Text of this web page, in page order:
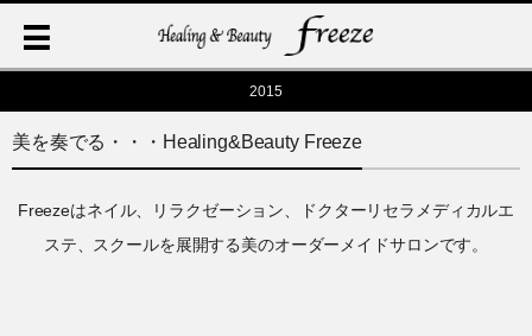
2015
美を奏でる・・・Healing&Beauty Freeze
Freezeはネイル、リラクゼーション、ドクターリセラメディカルエ
ステ、スクールを展開する美のオーダーメイドサロンです。